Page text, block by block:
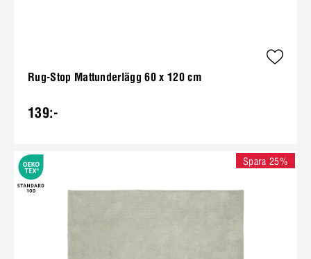
Rug-Stop Mattunderlägg 60 x 120 cm
139:-
Spara 25%